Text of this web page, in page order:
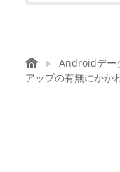
Androidデー
アップの有無にかか